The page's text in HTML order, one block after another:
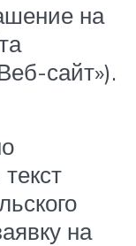
на
сайт»).
на